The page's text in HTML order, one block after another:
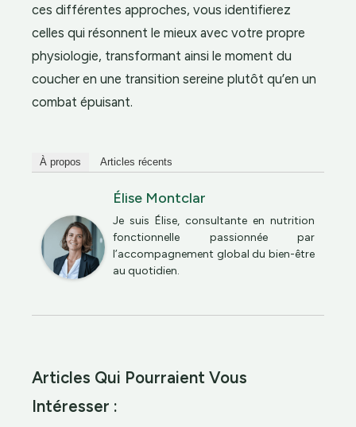
ces différentes approches, vous identifierez
celles qui résonnent le mieux avec votre propre
physiologie, transformant ainsi le moment du
coucher en une transition sereine plutôt qu’en un
combat épuisant.
À propos Articles récents
Élise Montclar
Je suis Élise, consultante en nutrition
fonctionnelle passionnée par
l’accompagnement global du bien-être
au quotidien.
Articles Qui Pourraient Vous
Intéresser :